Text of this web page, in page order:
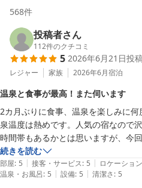
568件
投稿者さん
112件のクチコミ
5 2026年6月21日投
レジャー 家族 2026年6月宿泊
温泉と食事が最高！また伺います
2カ月ぶりに食事、温泉を楽しみに
泉温度は熱めです。人気の宿なので
時間帯もあるかとは思いますが、今
く、4、5回入れてます。食事も決め
られます。ドリンクも注文出来ます
思います。
続きを読む
部屋: 5 | 接客・サービス: 5 | ロケーション
温泉・お風呂: 5 | 設備: 5 | 清潔さ: 5